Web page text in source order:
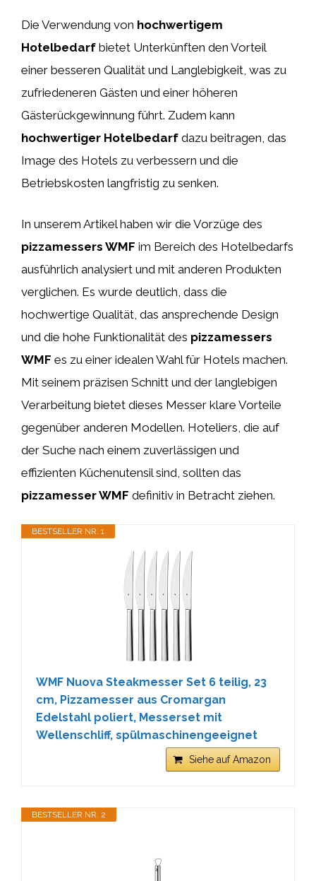
Die Verwendung von hochwertigem
Hotelbedarf bietet Unterkünften den Vorteil
einer besseren Qualität und Langlebigkeit, was zu
zufriedeneren Gästen und einer höheren
Gästerückgewinnung führt. Zudem kann
hochwertiger Hotelbedarf dazu beitragen, das
Image des Hotels zu verbessern und die
Betriebskosten langfristig zu senken.
In unserem Artikel haben wir die Vorzüge des
pizzamessers WMF im Bereich des Hotelbedarfs
ausführlich analysiert und mit anderen Produkten
verglichen. Es wurde deutlich, dass die
hochwertige Qualität, das ansprechende Design
und die hohe Funktionalität des pizzamessers
WMF es zu einer idealen Wahl für Hotels machen.
Mit seinem präzisen Schnitt und der langlebigen
Verarbeitung bietet dieses Messer klare Vorteile
gegenüber anderen Modellen. Hoteliers, die auf
der Suche nach einem zuverlässigen und
effizienten Küchenutensil sind, sollten das
pizzamesser WMF definitiv in Betracht ziehen.
BESTSELLER NR. 1
WMF Nuova Steakmesser Set 6 teilig, 23
cm, Pizzamesser aus Cromargan
Edelstahl poliert, Messerset mit
Wellenschliff, spülmaschinengeeignet
Siehe auf Amazon
BESTSELLER NR. 2